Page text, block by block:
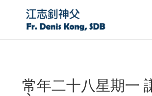
常年二十八星期一